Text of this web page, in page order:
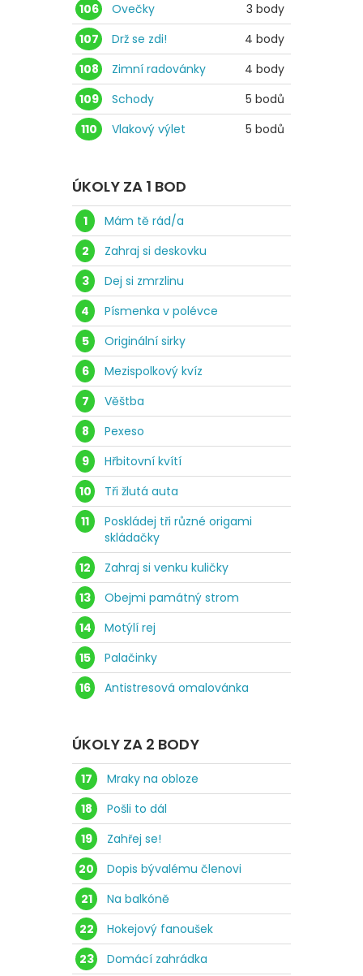
106
Ovečky
3 body
107
Drž se zdi!
4 body
108
Zimní radovánky
4 body
109
Schody
5 bodů
110
Vlakový výlet 5 bodů
ÚKOLY ZA 1 BOD
1
Mám tě rád/a
2
Zahraj si deskovku
3
Dej si zmrzlinu
4
Písmenka v polévce
5
Originální sirky
6
Mezispolkový kvíz
7
Věštba
8
Pexeso
9
Hřbitovní kvítí
10
Tři žlutá auta
11
Poskládej tři různé origami
skládačky
12
Zahraj si venku kuličky
13
Obejmi památný strom
14
Motýlí rej
15
Palačinky
16
Antistresová omalovánka
ÚKOLY ZA 2 BODY
17
Mraky na obloze
18
Pošli to dál
19
Zahřej se!
20
Dopis bývalému členovi
21
Na balkóně
22
Hokejový fanoušek
23
Domácí zahrádka